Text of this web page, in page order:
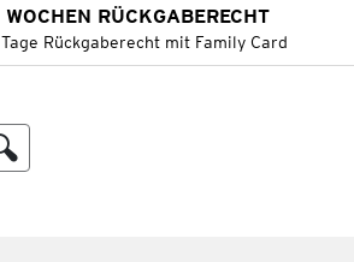
RÜCKGABERECHT
Rückgaberecht mit Family Card